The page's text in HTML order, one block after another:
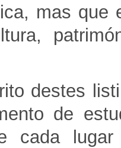
mas que
destes
de
cada